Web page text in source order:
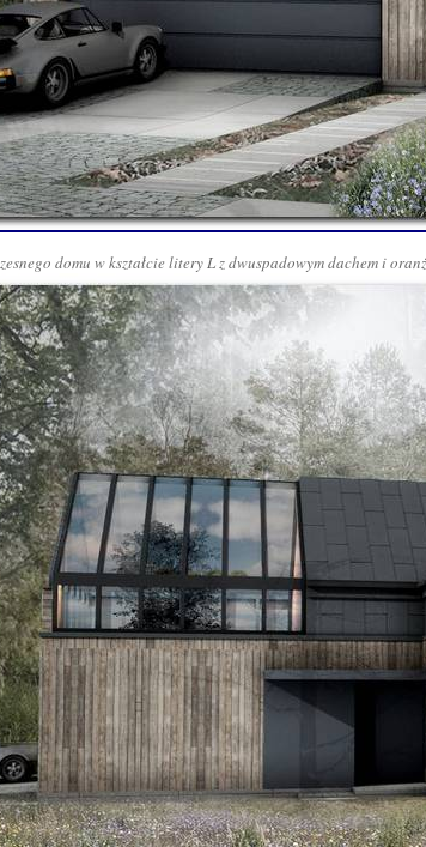
domu w kształcie litery L z dwuspadowym dachem i